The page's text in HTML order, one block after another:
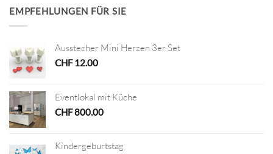
EMPFEHLUNGEN FÜR SIE
Ausstecher Mini Herzen 3er Set
CHF12.00
Eventlokal mit Küche
CHF800.00
Kindergeburtstag